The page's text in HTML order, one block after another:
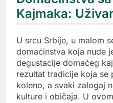
Kajmaka:
U srcu Srbije, u malom
domaćinstva koja nude
degustacije domaćeg
rezultat tradicije koja se
koleno, a svaki zalogaj
kulture i običaja. U